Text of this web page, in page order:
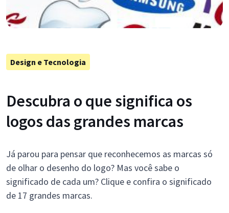
Design e Tecnologia
Descubra o que significa os
logos das grandes marcas
Já parou para pensar que reconhecemos as marcas só
de olhar o desenho do logo? Mas você sabe o
significado de cada um? Clique e confira o significado
de 17 grandes marcas.